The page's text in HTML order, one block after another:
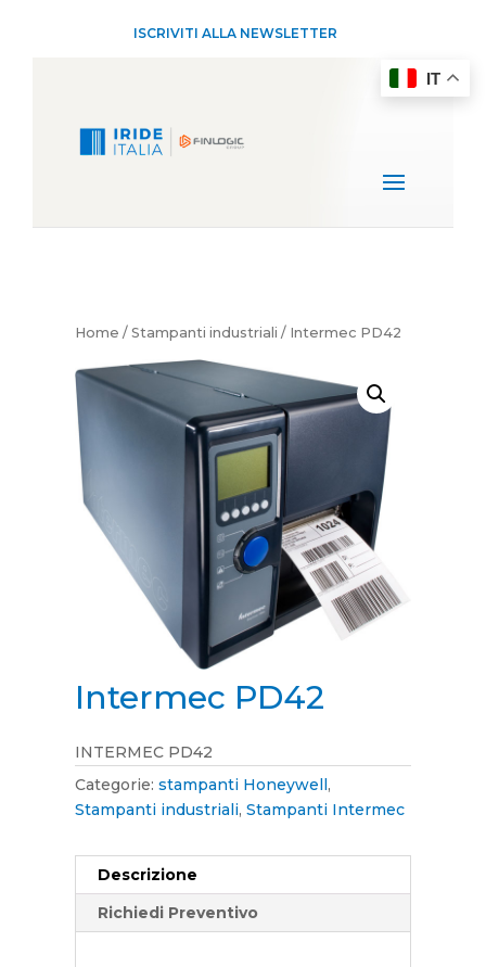
ISCRIVITI ALLA NEWSLETTER
Home / Stampanti industriali / Intermec PD42
Intermec PD42
INTERMEC PD42
Categorie: stampanti Honeywell,
Stampanti industriali, Stampanti Intermec
Descrizione
Richiedi Preventivo
IT